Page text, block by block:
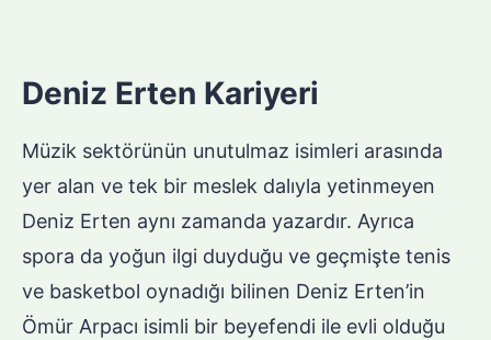
Deniz Erten Kariyeri
Müzik sektörünün unutulmaz isimleri arasında
yer alan ve tek bir meslek dalıyla yetinmeyen
Deniz Erten aynı zamanda yazardır. Ayrıca
spora da yoğun ilgi duyduğu ve geçmişte tenis
ve basketbol oynadığı bilinen Deniz Erten’in
Ömür Arpacı isimli bir beyefendi ile evli olduğu